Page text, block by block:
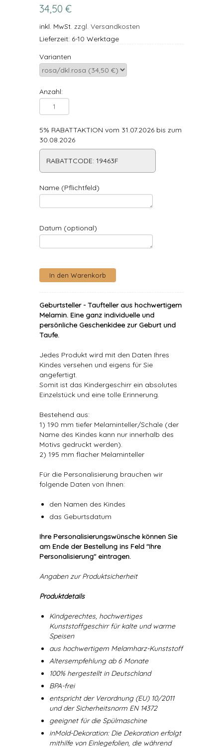
34,50 €
inkl. MwSt. zzgl. Versandkosten
Lieferzeit: 6-10 Werktage
Varianten
Anzahl:
5% RABATTAKTION vom 31.07.2026 bis zum
30.08.2026
RABATTCODE: 19463F
Name (Pflichtfeld)
Datum (optional)
Geburtsteller - Taufteller aus hochwertigem
Melamin. Eine ganz individuelle und
persönliche Geschenkidee zur Geburt und
Taufe.
Jedes Produkt wird mit den Daten Ihres
Kindes versehen und eigens für Sie
angefertigt.
Somit ist das Kindergeschirr ein absolutes
Einzelstück und eine tolle Erinnerung.
Bestehend aus:
1) 190 mm tiefer Melaminteller/Schale (der
Name des Kindes kann nur innerhalb des
Motivs gedruckt werden).
2) 195 mm flacher Melaminteller
Für die Personalisierung brauchen wir
folgende Daten von Ihnen:
den Namen des Kindes
das Geburtsdatum
Ihre Personalisierungswünsche können Sie
am Ende der Bestellung ins Feld "Ihre
Personalisierung" eintragen.
Angaben zur Produktsicherheit
Produktdetails
Kindgerechtes, hochwertiges
Kunststoffgeschirr für kalte und warme
Speisen
aus hochwertigem Melamharz-Kunststoff
Altersempfehlung ab 6 Monate
100% hergestellt in Deutschland
BPA-frei
entspricht der Verordnung (EU) 10/2011
und der Sicherheitsnorm EN 14372
geeignet für die Spülmaschine
inMold-Dekoration: Die Dekoration erfolgt
mithilfe von Einlegefolien, die während